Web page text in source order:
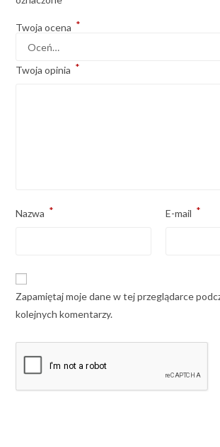
Twoja ocena *
Twoja opinia *
Nazwa * E-mail *
Zapamiętaj moje dane w tej przeglądarce
kolejnych komentarzy.